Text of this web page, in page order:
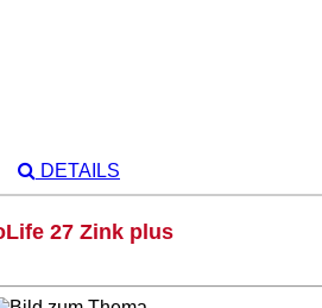
DETAILS
27 Zink plus